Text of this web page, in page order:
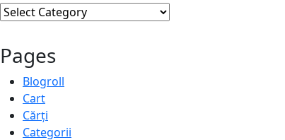
Categorii
Pages
Blogroll
Cart
Cărți
Categorii